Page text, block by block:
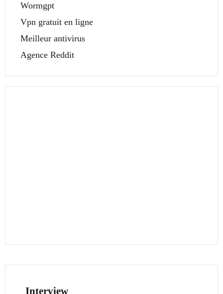
Wormgpt
Vpn gratuit en ligne
Meilleur antivirus
Agence Reddit
Interview